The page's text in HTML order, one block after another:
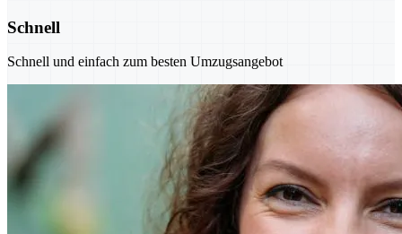
Schnell
Schnell und einfach zum besten Umzugsangebot